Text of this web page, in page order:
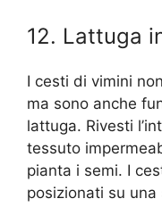
12. Lattuga
I cesti di vimini
ma sono anche
lattuga. Rivesti
tessuto
pianta i semi. I
posizionati su